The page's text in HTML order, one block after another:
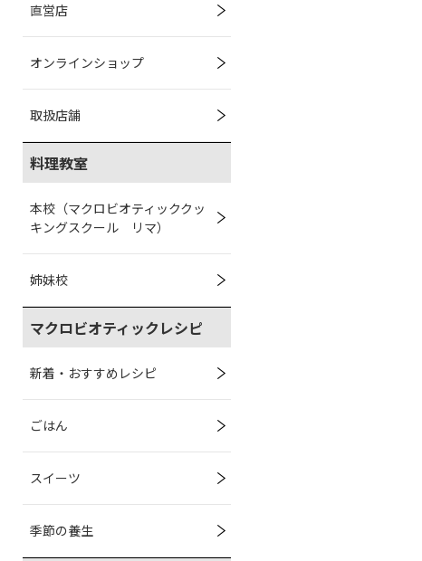
直営店
オンラインショップ
取扱店舗
料理教室
本校（マクロビオティッククッ
キングスクール リマ）
姉妹校
マクロビオティックレシピ
新着・おすすめレシピ
ごはん
スイーツ
季節の養生